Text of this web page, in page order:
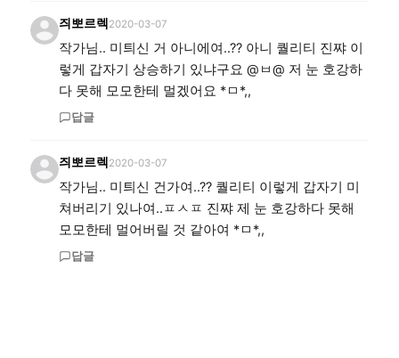
즤뽀르렉2020-03-07
작가님.. 미틔신 거 아니에여..?? 아니 퀄리티 진쨔 이
렇게 갑자기 상승하기 있냐구요 @ㅂ@ 저 눈 호강하
다 못해 모모한테 멀겠어요 *ㅁ*,,
답글
즤뽀르렉2020-03-07
작가님.. 미틔신 건가여..?? 퀄리티 이렇게 갑자기 미
쳐버리기 있나여..ㅍㅅㅍ 진쨔 제 눈 호강하다 못해
모모한테 멀어버릴 것 같아여 *ㅁ*,,
답글